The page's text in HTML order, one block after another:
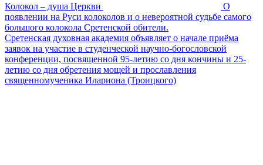
Колокол – душа Церкви
О
появлении на Руси колоколов и о невероятной судьбе самого
большого колокола Сретенской обители.
Сретенская духовная академия объявляет о начале приёма
заявок на участие в студенческой научно-богословской
конференции, посвященной 95-летию со дня кончины и 25-
летию со дня обретения мощей и прославления
священномученика Илариона (Троицкого)